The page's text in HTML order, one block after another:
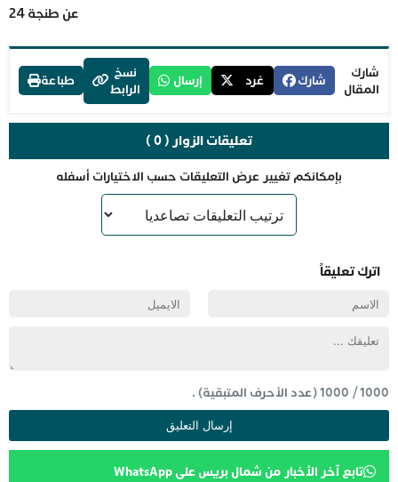
عن طنجة 24
شارك
المقال
شارك غرد إرسال
نسخ
الرابط
طباعة
تعليقات الزوار ( 0 )
بإمكانكم تغيير عرض التعليقات حسب الاختيارات أسفله
اترك تعليقاً
1000
/
1000(عدد الأحرف المتبقية) .
تابع آخر الأخبار من شمال بريس على WhatsApp